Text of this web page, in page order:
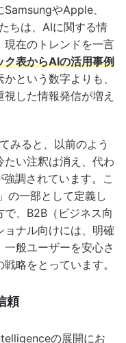
やApple、
ちは、AIに関する情
現在のトレンドを一言
ク表からAIの活用事例
という数字よりも、
した情報発信が増え
みると、以前のよう
い注釈は消え、代わ
調されています。こ
の一部として定義し
、B2B（ビジネス向
ナル向けには、明確
般ユーザーを安心さ
略をとっています。
頼
の展開にお